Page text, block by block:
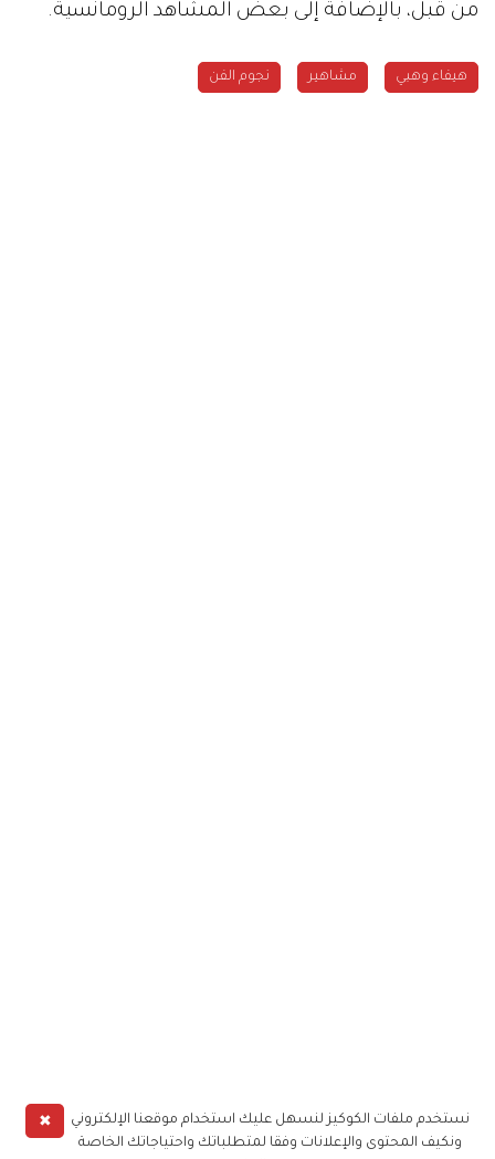
من قبل، بالإضافة إلى بعض المشاهد الرومانسية.
هيفاء وهبي مشاهير نجوم الفن
✖
نستخدم ملفات الكوكيز لنسهل عليك استخدام موقعنا الإلكتروني
ونكيف المحتوى والإعلانات وفقا لمتطلباتك واحتياجاتك الخاصة